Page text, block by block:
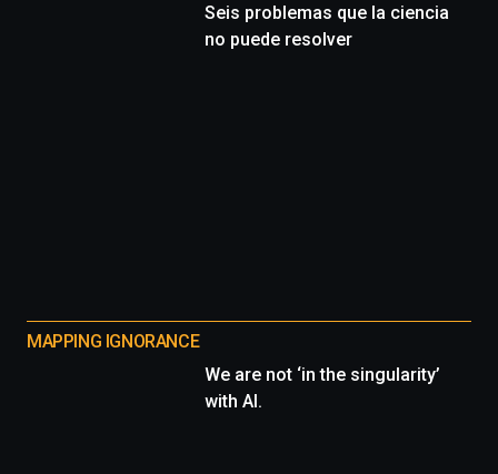
Seis problemas que la ciencia
no puede resolver
MAPPING IGNORANCE
We are not ‘in the singularity’
with AI.